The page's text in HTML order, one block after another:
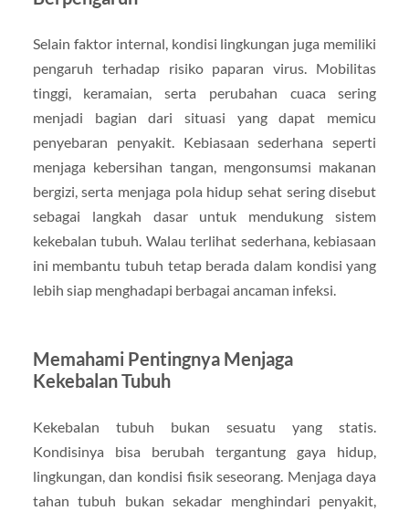
Selain faktor internal, kondisi lingkungan juga memiliki
pengaruh terhadap risiko paparan virus. Mobilitas
tinggi, keramaian, serta perubahan cuaca sering
menjadi bagian dari situasi yang dapat memicu
penyebaran penyakit. Kebiasaan sederhana seperti
menjaga kebersihan tangan, mengonsumsi makanan
bergizi, serta menjaga pola hidup sehat sering disebut
sebagai langkah dasar untuk mendukung sistem
kekebalan tubuh. Walau terlihat sederhana, kebiasaan
ini membantu tubuh tetap berada dalam kondisi yang
lebih siap menghadapi berbagai ancaman infeksi.
Memahami Pentingnya Menjaga
Kekebalan Tubuh
Kekebalan tubuh bukan sesuatu yang statis.
Kondisinya bisa berubah tergantung gaya hidup,
lingkungan, dan kondisi fisik seseorang. Menjaga daya
tahan tubuh bukan sekadar menghindari penyakit,